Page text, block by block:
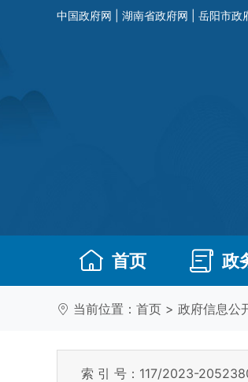
中国政府网 湖南省政府网 岳阳市政
首页 政
当前位置： 首页 > 政府信息公
索 引 号：117/2023-